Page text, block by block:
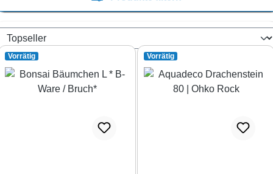
Vorrätig Vorrätig